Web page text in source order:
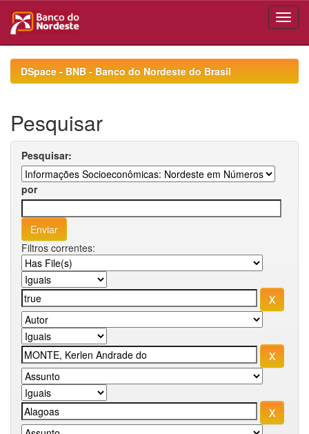
navigationDSpace - BNB - Banco do Nordeste do Brasil
Pesquisar
Pesquisar:
por
Filtros correntes: